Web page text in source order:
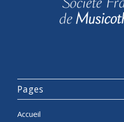
Pages
Accueil